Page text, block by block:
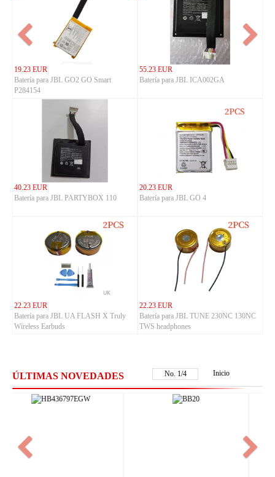
19.23 EUR
Batería para JBL GO2 GO Smart
P284154
55.23 EUR
Batería para JBL ICA002GA
40.23 EUR
Batería para JBL PARTYBOX 110
20.23 EUR
Batería para JBL GO 4
22.23 EUR
Batería para JBL UA FLASH X Truly
Wireless Earbuds
22.23 EUR
Batería para JBL TUNE 230NC 130NC
TWS headphones
ÚLTIMAS NOVEDADES No. 1/4 Inicio